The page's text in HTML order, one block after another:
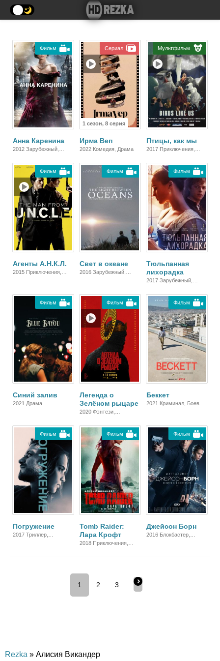
Фильм
Анна Каренина
2012 Зарубежный,
1 сезон, 8 серия
Сериал
Ирма Веп
2022 Комедия, Драма
Мультфильм
Птицы, как мы
2017 Приключения,
Фильм
Агенты А.Н.К.Л.
2015 Приключения,
Фильм
Свет в океане
2016 Зарубежный,
Фильм
Тюльпанная
лихорадка
2017 Зарубежный,
Фильм
Синий залив
2021 Драма
Фильм
Легенда о
Зелёном рыцаре
2020 Фэнтези,
Мелодрама, Драма
Фильм
Беккет
2021 Криминал, Боевик,
Фильм
Погружение
2017 Триллер,
Фильм
Tomb Raider:
Лара Крофт
2018 Приключения,
Зарубежный
Фильм
Джейсон Борн
2016 Блокбастер,
1 2 3
Rezka » Алисия Викандер